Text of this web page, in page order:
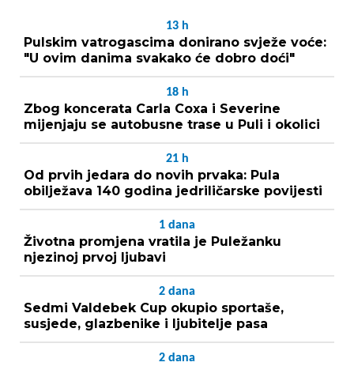
13 h
Pulskim vatrogascima donirano svježe voće:
"U ovim danima svakako će dobro doći"
18 h
Zbog koncerata Carla Coxa i Severine
mijenjaju se autobusne trase u Puli i okolici
21 h
Od prvih jedara do novih prvaka: Pula
obilježava 140 godina jedriličarske povijesti
1 dana
Životna promjena vratila je Puležanku
njezinoj prvoj ljubavi
2 dana
Sedmi Valdebek Cup okupio sportaše,
susjede, glazbenike i ljubitelje pasa
2 dana